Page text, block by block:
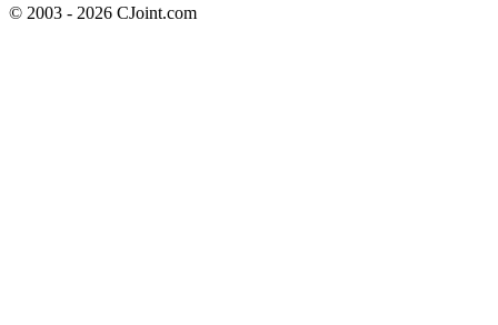
© 2003 - 2026 CJoint.com